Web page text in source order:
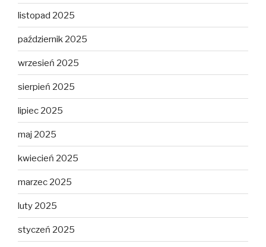
listopad 2025
październik 2025
wrzesień 2025
sierpień 2025
lipiec 2025
maj 2025
kwiecień 2025
marzec 2025
luty 2025
styczeń 2025